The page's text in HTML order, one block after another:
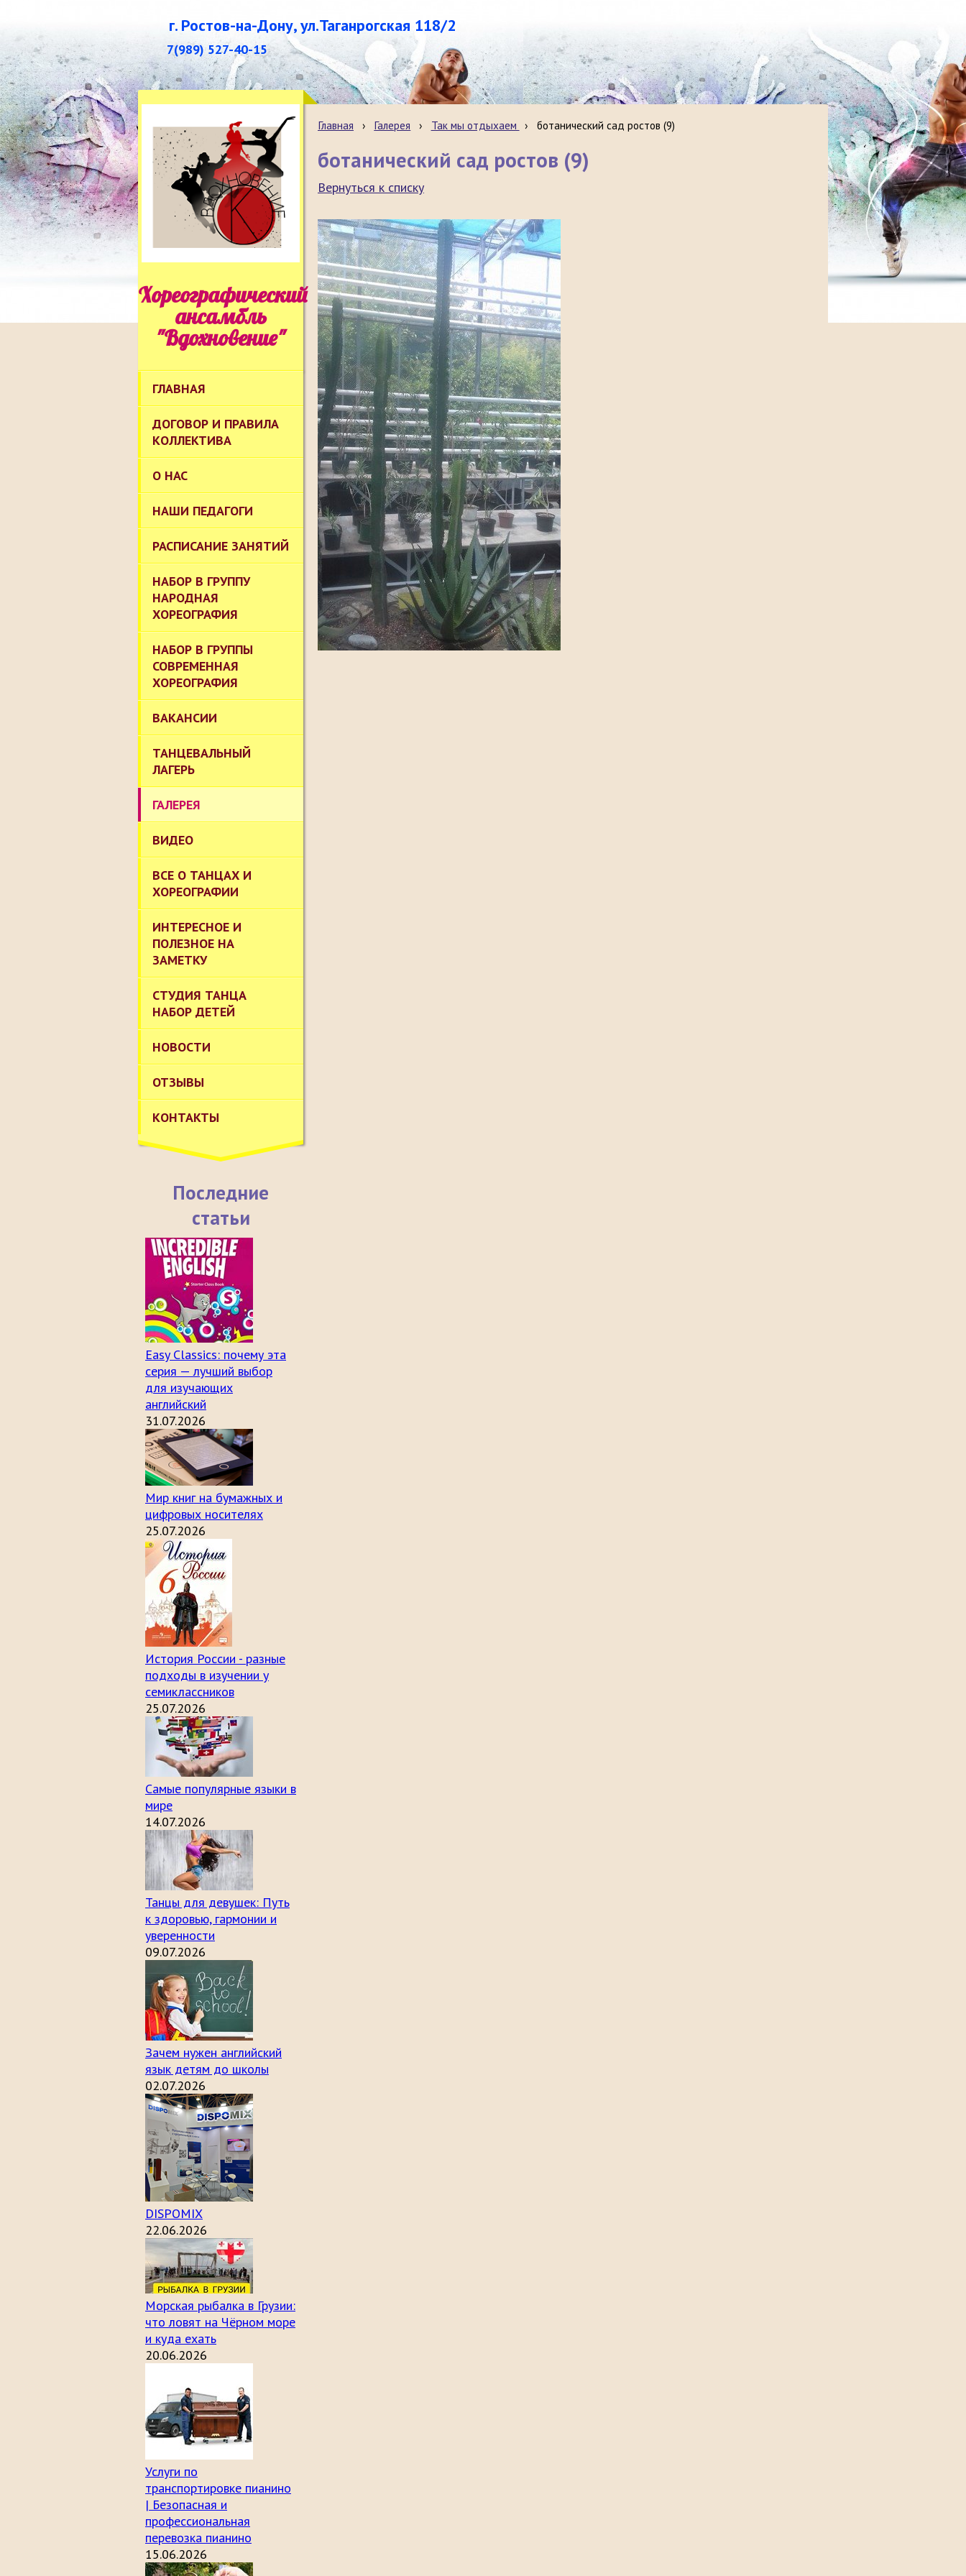
г. Ростов-на-Дону, ул.Таганрогская 118/2
7(989) 527-40-15
Хореографический
ансамбль
"Вдохновение"
ГЛАВНАЯ
ДОГОВОР И ПРАВИЛА
КОЛЛЕКТИВА
О НАС
НАШИ ПЕДАГОГИ
РАСПИСАНИЕ ЗАНЯТИЙ
НАБОР В ГРУППУ
НАРОДНАЯ
ХОРЕОГРАФИЯ
НАБОР В ГРУППЫ
СОВРЕМЕННАЯ
ХОРЕОГРАФИЯ
ВАКАНСИИ
ТАНЦЕВАЛЬНЫЙ
ЛАГЕРЬ
ГАЛЕРЕЯ
ВИДЕО
ВСЕ О ТАНЦАХ И
ХОРЕОГРАФИИ
ИНТЕРЕСНОЕ И
ПОЛЕЗНОЕ НА
ЗАМЕТКУ
СТУДИЯ ТАНЦА
НАБОР ДЕТЕЙ
НОВОСТИ
ОТЗЫВЫ
КОНТАКТЫ
Последние
статьи
Easy Classics: почему эта
серия — лучший выбор
для изучающих
английский
31.07.2026
Мир книг на бумажных и
цифровых носителях
25.07.2026
История России - разные
подходы в изучении у
семиклассников
25.07.2026
Самые популярные языки в
мире
14.07.2026
Танцы для девушек: Путь
к здоровью, гармонии и
уверенности
09.07.2026
Зачем нужен английский
язык детям до школы
02.07.2026
DISPOMIX
22.06.2026
Морская рыбалка в Грузии:
что ловят на Чёрном море
и куда ехать
20.06.2026
Услуги по
транспортировке пианино
| Безопасная и
профессиональная
перевозка пианино
15.06.2026
Главная › Галерея › Так мы отдыхаем › ботанический сад ростов (9)
ботанический сад ростов (9)
Вернуться к списку